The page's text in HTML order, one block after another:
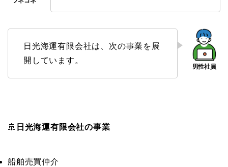
日光海運有限会社は、次の事業を展
開しています。
🚢 日光海運有限会社の事業
船舶売買仲介